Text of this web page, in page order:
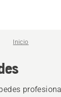
Inicio